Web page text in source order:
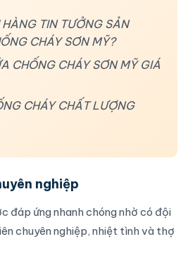
HÀNG TIN TƯỞNG SẢN
CHÁY SƠN MỸ?
CHỐNG CHÁY SƠN MỸ GIÁ
CHÁY CHẤT LƯỢNG
nghiệp
đáp ứng nhanh chóng nhờ có đội
chuyên nghiệp, nhiệt tình và thợ